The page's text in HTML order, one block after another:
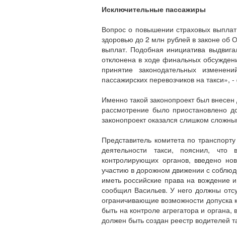
Исключительные пассажиры
Вопрос о повышении страховых
здоровью до 2 млн рублей в законе об
выплат. Подобная инициатива
отклонена в ходе финальных
принятие законодательных
пассажирских перевозчиков на такси»,
Именно такой законопроект был
рассмотрение было приостановлено
законопроект оказался слишком
Представитель комитета по
деятельности такси, пояснил, что
контролирующих органов, введено
участию в дорожном движении с
иметь российские права на вождение
сообщил Васильев. У него должны
ограничивающие возможности
быть на контроле агрегатора и
должен быть создан реестр водителей